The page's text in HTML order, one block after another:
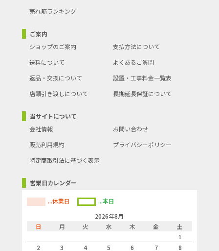
売れ筋ランキング
ご案内
ショップのご案内
支払方法について
送料について
よくあるご質問
返品・交換について
設置・工事料金一覧表
店頭引き渡しについて
長期延長保証について
当サイトについて
会社情報
お問い合わせ
販売利用規約
プライバシーポリシー
特定商取引法に基づく表示
営業日カレンダー
...休業日
...本日
2026年8月
日
月 火 水 木 金
土
1
2
3 4 5 6 7 8